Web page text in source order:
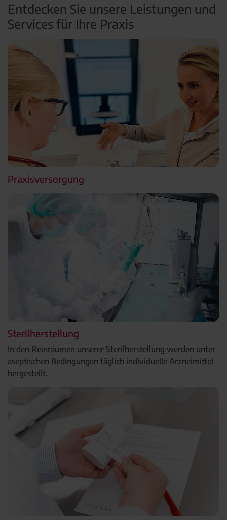
Entdecken Sie unsere Leistungen und
Services für Ihre Praxis
Praxisversorgung
Sterilherstellung
In den Reinräumen unserer Sterilherstellung werden unter
aseptischen Bedingungen täglich individuelle Arzneimittel
hergestellt.